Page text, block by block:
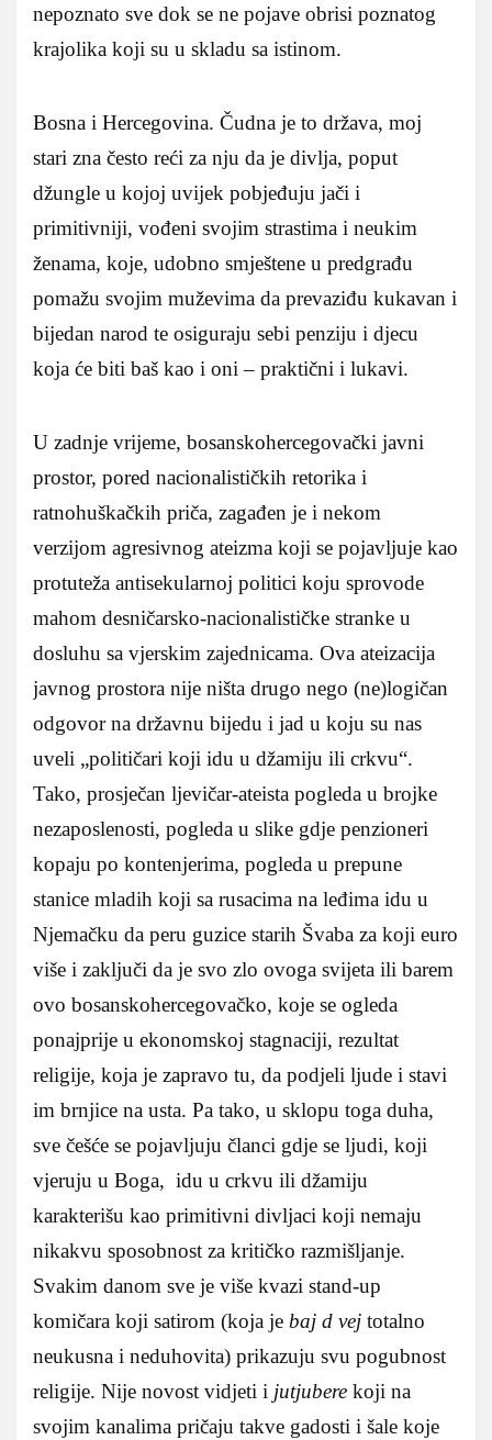
nepoznato sve dok se ne pojave obrisi poznatog
krajolika koji su u skladu sa istinom.
Bosna i Hercegovina. Čudna je to država, moj
stari zna često reći za nju da je divlja, poput
džungle u kojoj uvijek pobjeđuju jači i
primitivniji, vođeni svojim strastima i neukim
ženama, koje, udobno smještene u predgrađu
pomažu svojim muževima da prevaziđu kukavan i
bijedan narod te osiguraju sebi penziju i djecu
koja će biti baš kao i oni – praktični i lukavi.
U zadnje vrijeme, bosanskohercegovački javni
prostor, pored nacionalističkih retorika i
ratnohuškačkih priča, zagađen je i nekom
verzijom agresivnog ateizma koji se pojavljuje kao
protuteža antisekularnoj politici koju sprovode
mahom desničarsko-nacionalističke stranke u
dosluhu sa vjerskim zajednicama. Ova ateizacija
javnog prostora nije ništa drugo nego (ne)logičan
odgovor na državnu bijedu i jad u koju su nas
uveli „političari koji idu u džamiju ili crkvu“.
Tako, prosječan ljevičar-ateista pogleda u brojke
nezaposlenosti, pogleda u slike gdje penzioneri
kopaju po kontenjerima, pogleda u prepune
stanice mladih koji sa rusacima na leđima idu u
Njemačku da peru guzice starih Švaba za koji euro
više i zaključi da je svo zlo ovoga svijeta ili barem
ovo bosanskohercegovačko, koje se ogleda
ponajprije u ekonomskoj stagnaciji, rezultat
religije, koja je zapravo tu, da podjeli ljude i stavi
im brnjice na usta. Pa tako, u sklopu toga duha,
sve češće se pojavljuju članci gdje se ljudi, koji
vjeruju u Boga, idu u crkvu ili džamiju
karakterišu kao primitivni divljaci koji nemaju
nikakvu sposobnost za kritičko razmišljanje.
Svakim danom sve je više kvazi stand-up
komičara koji satirom (koja je baj d vej totalno
neukusna i neduhovita) prikazuju svu pogubnost
religije. Nije novost vidjeti i jutjubere koji na
svojim kanalima pričaju takve gadosti i šale koje